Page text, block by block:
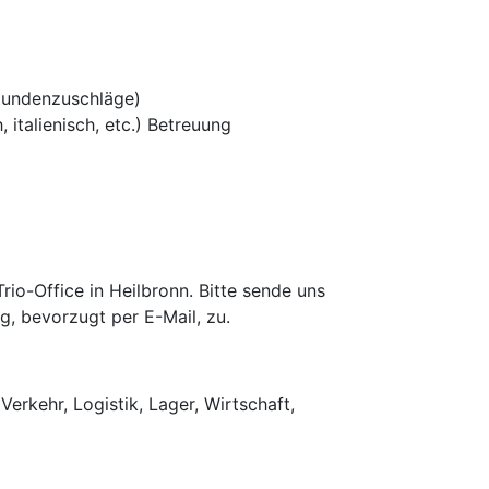
italienisch, etc.) Betreuung
Office in Heilbronn. Bitte sende uns
bevorzugt per E-Mail, zu.
Logistik, Lager, Wirtschaft,